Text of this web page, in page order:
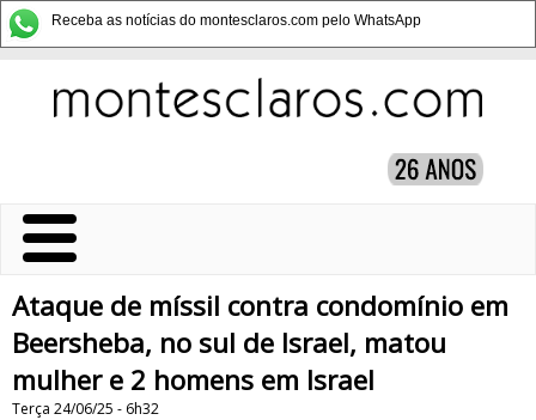
Receba as notícias do montesclaros.com pelo WhatsApp
Ataque de míssil contra condomínio em
Beersheba, no sul de Israel, matou
mulher e 2 homens em Israel
Terça 24/06/25 - 6h32